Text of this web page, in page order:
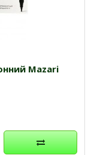
Mazari